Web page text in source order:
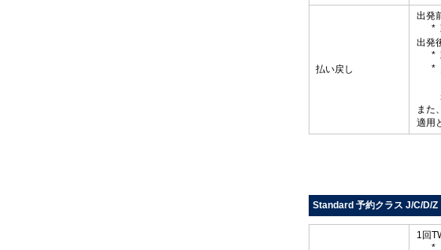
払い戻し
出発
出発
また
適用
Standard 予約クラス J/C/D/Z
1回